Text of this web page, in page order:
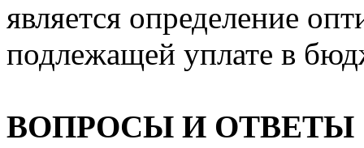
является определение
подлежащей уплате в
ВОПРОСЫ И ОТВЕТЫ